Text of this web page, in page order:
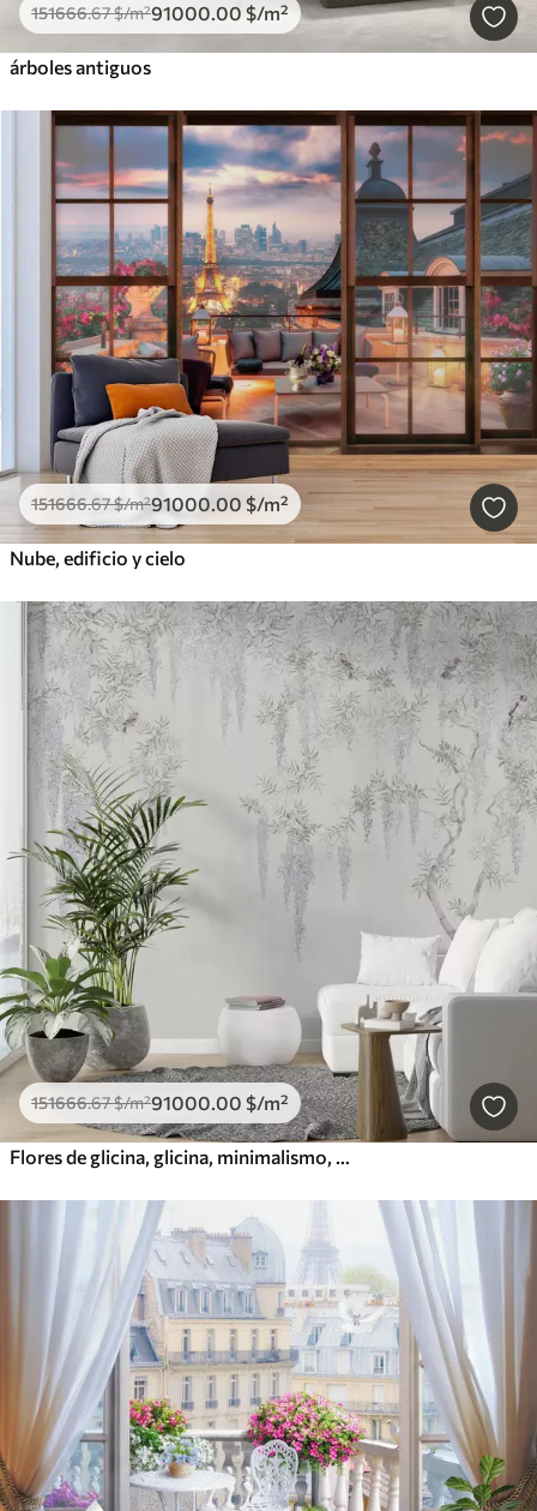
151666.67$/m²91000.00 $/m²
árboles antiguos
151666.67$/m²91000.00 $/m²
Nube, edificio y cielo
151666.67$/m²91000.00 $/m²
Flores de glicina, glicina, minimalismo, monocromo, loft y estilo japonés